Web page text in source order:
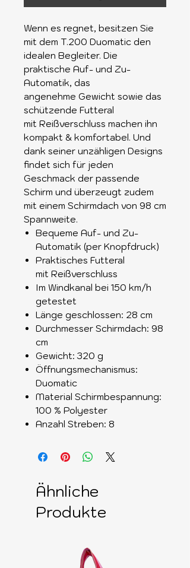
Wenn es regnet, besitzen Sie
mit dem T.200 Duomatic den
idealen Begleiter. Die
praktische Auf- und Zu-
Automatik, das
angenehme Gewicht sowie das
schützende Futteral
mit Reißverschluss machen ihn
kompakt & komfortabel. Und
dank seiner unzähligen Designs
findet sich für jeden
Geschmack der passende
Schirm und überzeugt zudem
mit einem Schirmdach von 98 cm
Spannweite.
Bequeme Auf- und Zu-
Automatik (per Knopfdruck)
Praktisches Futteral
mit Reißverschluss
Im Windkanal bei 150 km/h
getestet
Länge geschlossen: 28 cm
Durchmesser Schirmdach: 98
cm
Gewicht: 320 g
Öffnungsmechanismus:
Duomatic
Material Schirmbespannung:
100 % Polyester
Anzahl Streben: 8
Ähnliche
Produkte